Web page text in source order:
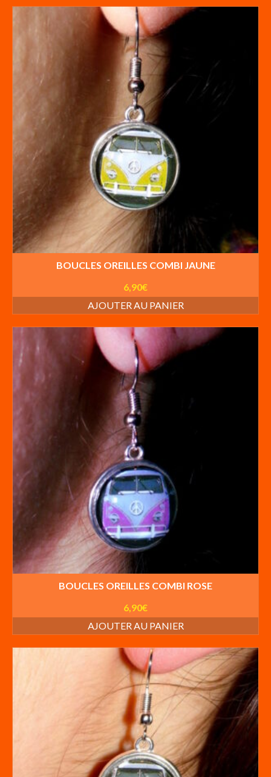
BOUCLES OREILLES COMBI JAUNE
6,90€
AJOUTER AU PANIER
BOUCLES OREILLES COMBI ROSE
6,90€
AJOUTER AU PANIER